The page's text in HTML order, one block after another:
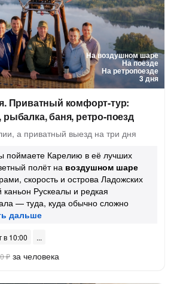
На воздушном шаре
На поезде
На ретропоезде
3 дня
Приватный комфорт-тур:
баня, ретро-поезд
а приватный выезд на три дня
поймаете Карелию в её лучших
полёт на воздушном шаре
скорость и острова Ладожских
Рускеалы и редкая
— туда, куда обычно сложно
в 10:00
₽ за человека